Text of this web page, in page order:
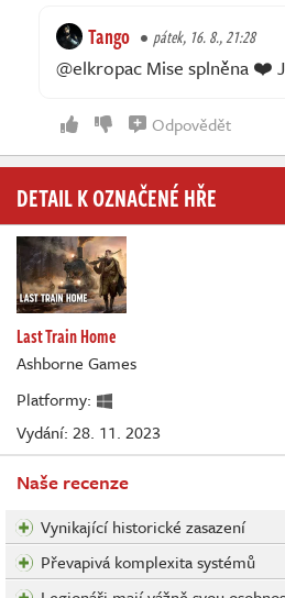
Tango pátek, 16. 8., 21:28
@elkropac Mise splněna ❤️
Odpovědět
DETAIL K OZNAČENÉ HŘE
Last Train Home
Ashborne Games
Platformy:
Vydání: 28. 11. 2023
Naše recenze
Vynikající historické zasazení
Převapivá komplexita systémů